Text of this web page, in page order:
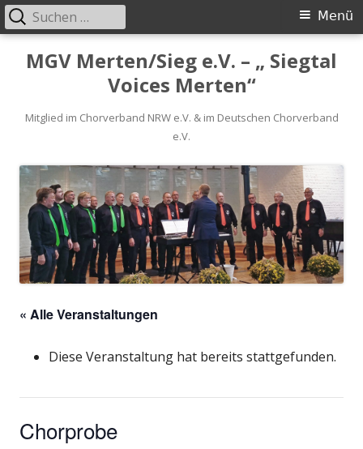
MGV Merten/Sieg e.V. – „ Siegtal
Voices Merten“
Mitglied im Chorverband NRW e.V. & im Deutschen Chorverband
e.V.
Primäres
Menü
Menü
Suchen
nach:
« Alle Veranstaltungen
Diese Veranstaltung hat bereits stattgefunden.
Chorprobe